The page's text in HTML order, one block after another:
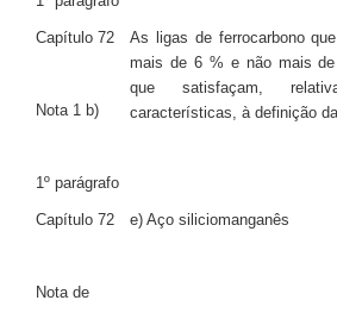
Capítulo 72
Nota 1 b)
1º parágrafo
As ligas de ferrocarbono
mais de 6 % e não mais
que satisfaçam,
características, à definição
Capítulo 72
Nota de
e) Aço siliciomanganês